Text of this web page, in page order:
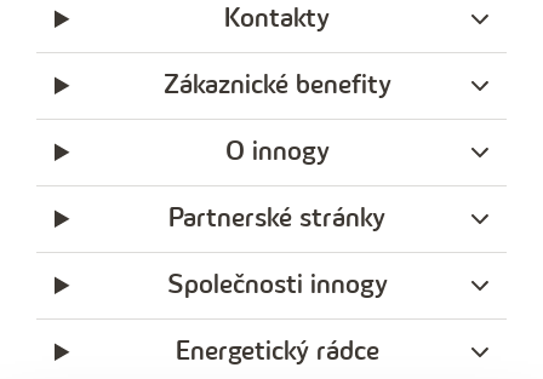
Kontakty
Zákaznické benefity
O innogy
Partnerské stránky
Společnosti innogy
Energetický rádce